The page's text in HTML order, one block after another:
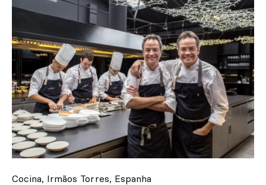
Cocina, Irmãos Torres, Espanha